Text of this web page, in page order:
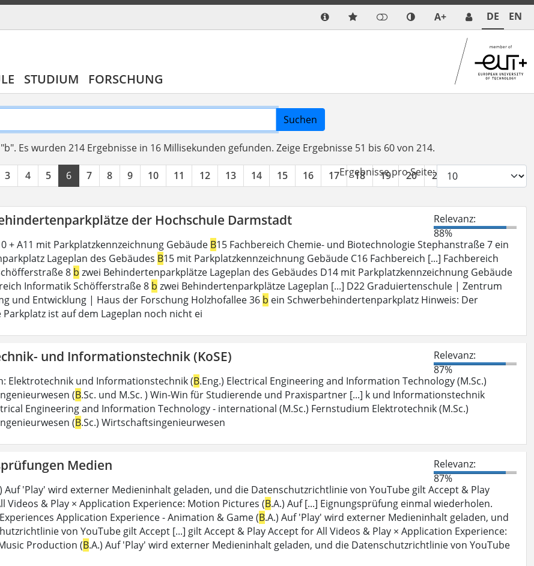
A+ DE EN
STUDIUM FORSCHUNG
Suchen
Es wurden 214 Ergebnisse in 16 Millisekunden gefunden. Zeige Ergebnisse 51 bis 60 von 214.
3 4 5 6 7 8 9 10 11 12 13 14 15 16 17 18 19 20 21
Ergebnisse pro Seite:
der Hochschule Darmstadt
Relevanz:
88%
+ A11 mit Parkplatzkennzeichnung Gebäude B15 Fachbereich Chemie- und Biotechnologie Stephanstraße 7 ein
Lageplan des Gebäudes B15 mit Parkplatzkennzeichnung Gebäude C16 Fachbereich [...] Fachbereich
8 b zwei Behindertenparkplätze Lageplan des Gebäudes D14 mit Parkplatzkennzeichnung Gebäude
Informatik Schöfferstraße 8 b zwei Behindertenparkplätze Lageplan [...] D22 Graduiertenschule | Zentrum
und Entwicklung | Haus der Forschung Holzhofallee 36 b ein Schwerbehindertenparkplatz Hinweis: Der
ist auf dem Lageplan noch nicht ei
und Informationstechnik (KoSE)
Relevanz:
87%
Elektrotechnik und Informationstechnik (B.Eng.) Electrical Engineering and Information Technology (M.Sc.)
(B.Sc. und M.Sc. ) Win-Win für Studierende und Praxispartner [...] k und Informationstechnik
Engineering and Information Technology - international (M.Sc.) Fernstudium Elektrotechnik (M.Sc.)
(B.Sc.) Wirtschaftsingenieurwesen
Medien
Relevanz:
87%
Auf 'Play' wird externer Medieninhalt geladen, und die Datenschutzrichtlinie von YouTube gilt Accept & Play
Videos & Play × Application Experience: Motion Pictures (B.A.) Auf [...] Eignungsprüfung einmal wiederholen.
Application Experience - Animation & Game (B.A.) Auf 'Play' wird externer Medieninhalt geladen, und
von YouTube gilt Accept [...] gilt Accept & Play Accept for All Videos & Play × Application Experience:
Production (B.A.) Auf 'Play' wird externer Medieninhalt geladen, und die Datenschutzrichtlinie von YouTube